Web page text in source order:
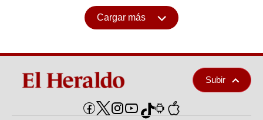
Cargar más
Subir